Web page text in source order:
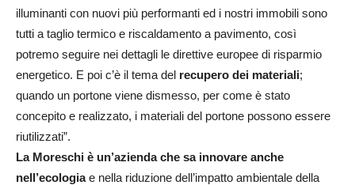
illuminanti con nuovi più performanti ed i nostri immobili sono
tutti a taglio termico e riscaldamento a pavimento, così
potremo seguire nei dettagli le direttive europee di risparmio
energetico. E poi c’è il tema del recupero dei materiali;
quando un portone viene dismesso, per come è stato
concepito e realizzato, i materiali del portone possono essere
riutilizzati”.
La Moreschi è un’azienda che sa innovare anche
nell’ecologiae nella riduzione dell’impatto ambientale della